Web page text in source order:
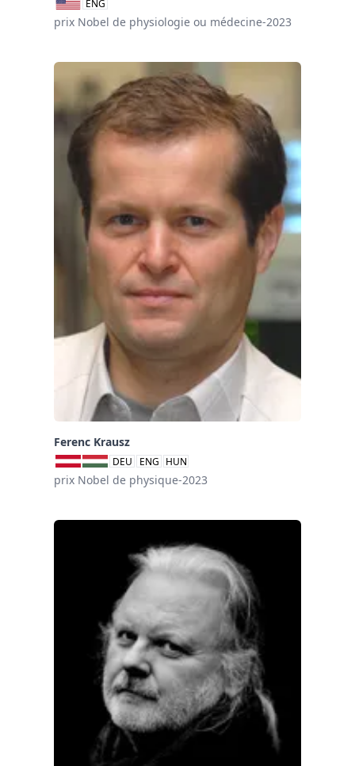
ENG
prix Nobel de physiologie ou médecine-2023
Ferenc Krausz
DEU ENG HUN
prix Nobel de physique-2023